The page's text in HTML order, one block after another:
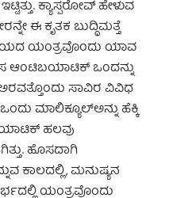
ಕ್ಯಾಸ್ಪರೋವ್ ಹೇಳುವ
ಈ ಕೃತಕ ಬುದ್ಧಿಮತ್ತೆ
ಯಂತ್ರವೊಂದು ಯಾವ
ಆಂಟಿಬಯಾಟಿಕ್ ಒಂದನ್ನು
ಸಾವಿರ ವಿವಿಧ
ಮಾಲಿಕ್ಯೂಲ್‌ಅನ್ನು ಹೆಕ್ಕಿ
ಹಲವು
ಹೊಸದಾಗಿ
ಕಾಲದಲ್ಲಿ, ಮನುಷ್ಯನ
ಯಂತ್ರವೊಂದು